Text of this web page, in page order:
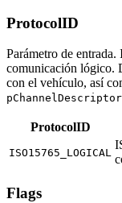
ProtocolID
Parámetro de
comunicación lógico.
con el vehículo, así
pChannelDescriptor
ProtocolID
ISO15765_LOGICAL
Flags